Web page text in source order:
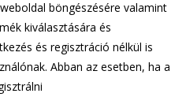
böngészésére valamint
kiválasztására és
és regisztráció nélkül is
Abban az esetben, ha a